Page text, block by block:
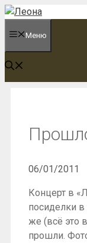
Перейти
содержимому
Меню
06/01/2011
Концерт в
посиделки
же (всё это
прошли.